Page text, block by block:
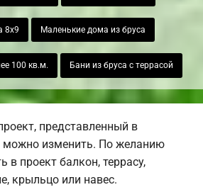
8х9 Маленькие дома из бруса
100 кв.м. Бани из бруса с террасой
представленный в
можно изменить. По желанию
в проект балкон, террасу,
крыльцо или навес.